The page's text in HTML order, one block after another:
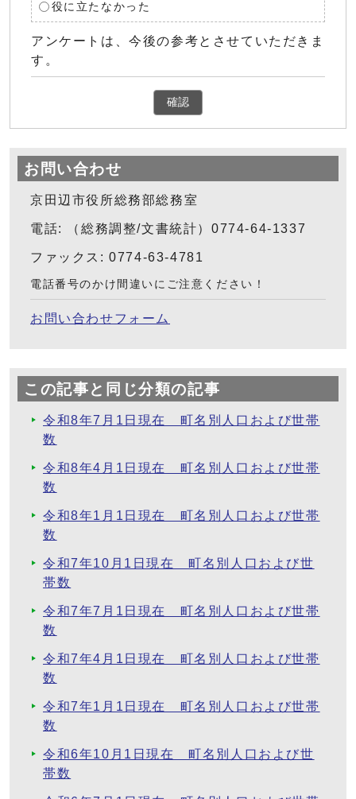
役に立たなかった
アンケートは、今後の参考とさせていただきま
す。
確認
お問い合わせ
京田辺市役所総務部総務室
電話: （総務調整/文書統計）0774-64-1337
ファックス: 0774-63-4781
電話番号のかけ間違いにご注意ください！
お問い合わせフォーム
この記事と同じ分類の記事
令和8年7月1日現在 町名別人口および世帯
数
令和8年4月1日現在 町名別人口および世帯
数
令和8年1月1日現在 町名別人口および世帯
数
令和7年10月1日現在 町名別人口および世
帯数
令和7年7月1日現在 町名別人口および世帯
数
令和7年4月1日現在 町名別人口および世帯
数
令和7年1月1日現在 町名別人口および世帯
数
令和6年10月1日現在 町名別人口および世
帯数